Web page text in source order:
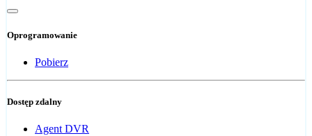
Oprogramowanie
Pobierz
Dostęp zdalny
Agent DVR